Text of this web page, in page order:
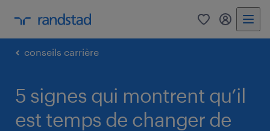
0 my
conseils carrière
5 signes qui montrent qu’il
est temps de changer de